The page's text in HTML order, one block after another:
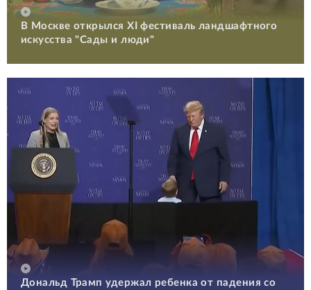
В Москве открылся XI фестиваль ландшафтного
искусства "Сады и люди"
Дональд Трамп удержал ребенка от падения со